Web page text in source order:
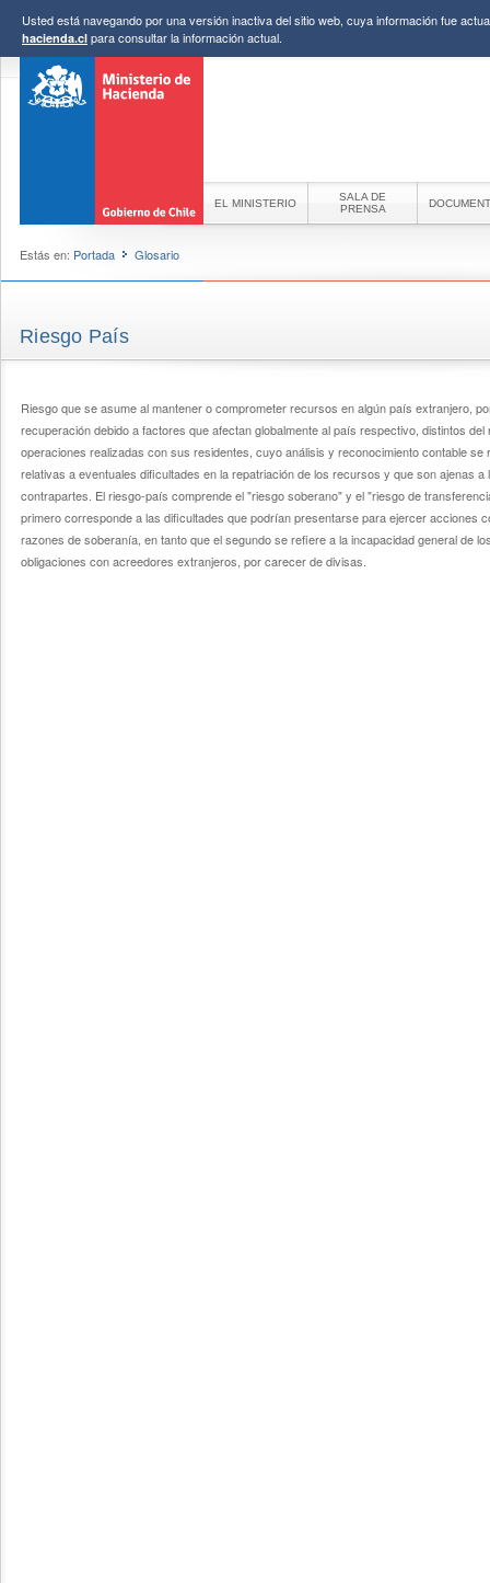
Usted está navegando por una versión inactiva del sitio web, cuya información fue
hacienda.cl para consultar la información actual.
EL MINISTERIO
SALA DE
PRENSA
Estás en: Portada Glosario
Riesgo País
Riesgo que se asume al mantener o comprometer recursos en algún país extranjero,
recuperación debido a factores que afectan globalmente al país respectivo, distintos
operaciones realizadas con sus residentes, cuyo análisis y reconocimiento contable
relativas a eventuales dificultades en la repatriación de los recursos y que son ajenas
contrapartes. El riesgo-país comprende el "riesgo soberano" y el "riesgo de
primero corresponde a las dificultades que podrían presentarse para ejercer acciones
razones de soberanía, en tanto que el segundo se refiere a la incapacidad general de
obligaciones con acreedores extranjeros, por carecer de divisas.